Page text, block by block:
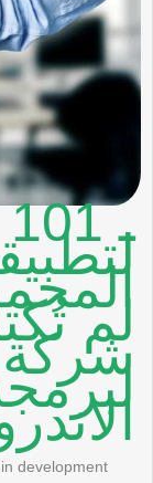
لم
development